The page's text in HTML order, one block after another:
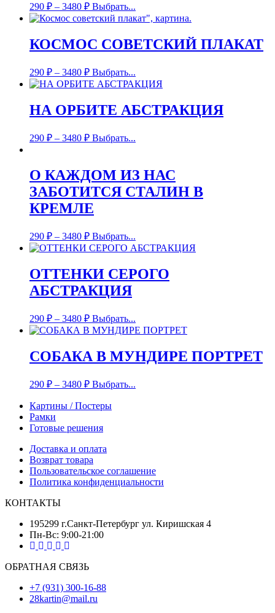
290 ₽ – 3480 ₽ Выбрать...
КОСМОС СОВЕТСКИЙ ПЛАКАТ
290 ₽ – 3480 ₽ Выбрать...
НА ОРБИТЕ АБСТРАКЦИЯ
290 ₽ – 3480 ₽ Выбрать...
О КАЖДОМ ИЗ НАС
ЗАБОТИТСЯ СТАЛИН В
КРЕМЛЕ
290 ₽ – 3480 ₽ Выбрать...
ОТТЕНКИ СЕРОГО
АБСТРАКЦИЯ
290 ₽ – 3480 ₽ Выбрать...
СОБАКА В МУНДИРЕ ПОРТРЕТ
290 ₽ – 3480 ₽ Выбрать...
Картины / Постеры
Рамки
Готовые решения
Доставка и оплата
Возврат товара
Пользовательское соглашение
Политика конфиденциальности
КОНТАКТЫ
195299 г.Санкт-Петербург ул. Киришская 4
Пн-Вс: 9:00-21:00
ОБРАТНАЯ СВЯЗЬ
+7 (931) 300-16-88
28kartin@mail.ru